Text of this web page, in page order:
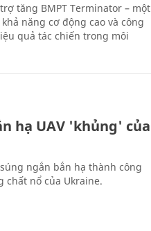
tăng BMPT Terminator – một
năng cơ động cao và công
quả tác chiến trong môi
hạ UAV 'khủng' của
ngắn bắn hạ thành công
chất nổ của Ukraine.